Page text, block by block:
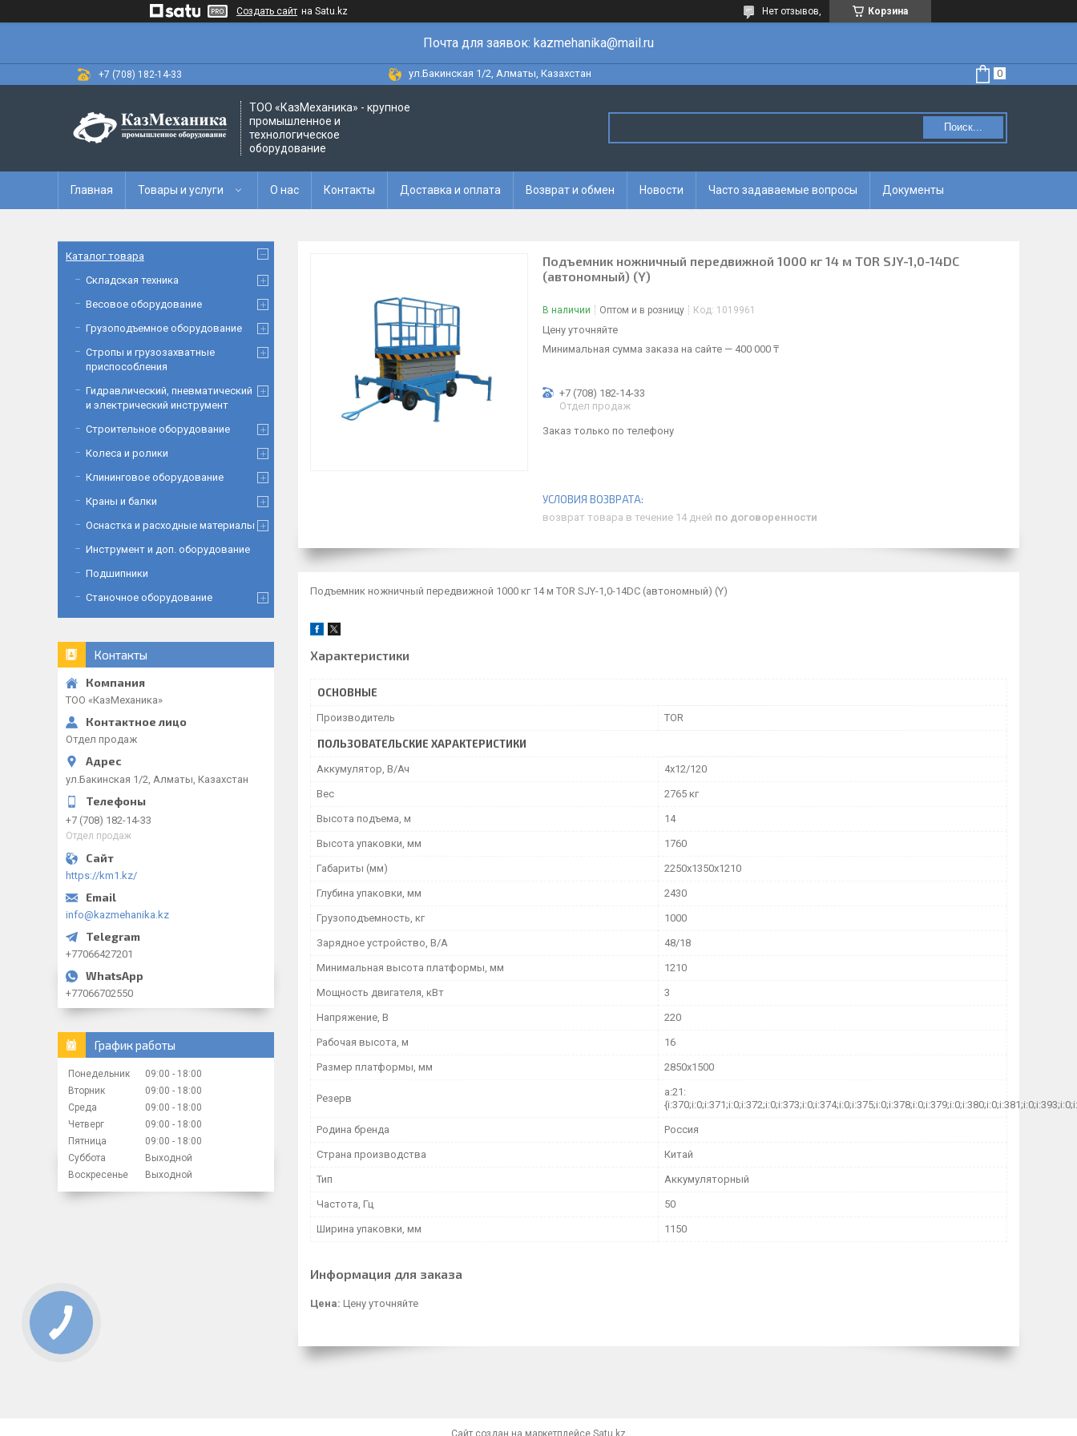
Создать сайт на Satu.kz Корзина
Нет отзывов,
Почта для заявок: kazmehanika@mail.ru
+7 (708) 182-14-33 ул.Бакинская 1/2, Алматы, Казахстан
ТОО «‎КазМеханика» - крупное
промышленное и
технологическое
оборудование
Поиск...
Главная Товары и услуги О нас Контакты Доставка и оплата Возврат и обмен Новости Часто задаваемые вопросы Документы
Подъемник ножничный передвижной 1000 кг 14 м TOR SJY-1,0-14DC
(автономный) (Y)
В наличии Оптом и в розницу Код: 1019961
Цену уточняйте
Минимальная сумма заказа на сайте — 400 000 ₸
+7 (708) 182-14-33
Отдел продаж
Заказ только по телефону
возврат товара в течение 14 дней по договоренности
Подъемник ножничный передвижной 1000 кг 14 м TOR SJY-1,0-14DC (автономный) (Y)
Характеристики
ОСНОВНЫЕ
Производитель TOR
ПОЛЬЗОВАТЕЛЬСКИЕ ХАРАКТЕРИСТИКИ
Аккумулятор, В/Ач 4х12/120
Вес 2765 кг
Высота подъема, м 14
Высота упаковки, мм 1760
Габариты (мм) 2250х1350х1210
Глубина упаковки, мм 2430
Грузоподъемность, кг 1000
Зарядное устройство, В/А 48/18
Минимальная высота платформы, мм 1210
Мощность двигателя, кВт 3
Напряжение, В 220
Рабочая высота, м 16
Размер платформы, мм 2850х1500
Резерв
a:21:
Родина бренда Россия
Страна производства Китай
Тип Аккумуляторный
Частота, Гц 50
Ширина упаковки, мм 1150
Информация для заказа
Цена: Цену уточняйте
Каталог товара
Складская техника
Весовое оборудование
Грузоподъемное оборудование
Стропы и грузозахватные
приспособления
Гидравлический, пневматический
и электрический инструмент
Строительное оборудование
Колеса и ролики
Клининговое оборудование
Краны и балки
Оснастка и расходные материалы
Инструмент и доп. оборудование
Подшипники
Станочное оборудование
Контакты
ТОО «‎КазМеханика»
Отдел продаж
ул.Бакинская 1/2, Алматы, Казахстан
+7 (708) 182-14-33
Отдел продаж
https://km1.kz/
info@kazmehanika.kz
+77066427201
+77066702550
График работы
Понедельник 09:00
18:00
Вторник
09:00
18:00
Среда
09:00
18:00
Четверг
09:00
18:00
Пятница
09:00
18:00
Суббота
Выходной
Воскресенье
Выходной
Сайт создан на маркетплейсе Satu.kz